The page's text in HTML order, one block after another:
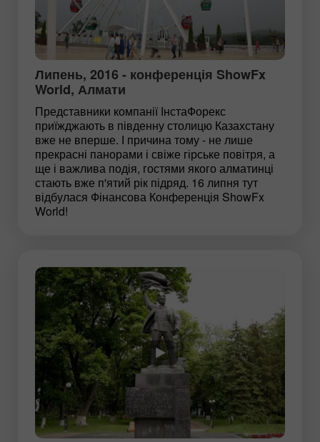
Липень, 2016 - конференція ShowFx
World, Алмати
Представники компанії ІнстаФорекс
приїжджають в південну столицю Казахстану
вже не вперше. І причина тому - не лише
прекрасні панорами і свіже гірське повітря, а
ще і важлива подія, гостями якого алматинці
стають вже п'ятий рік підряд. 16 липня тут
відбулася Фінансова Конференція ShowFx
World!